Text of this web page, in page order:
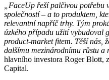
„FaceUp řeší palčivou
společností – a to produktem,
relevantní napříč trhy. Tým
úzkého případu užití vybudoval
product-market fitem. Těší nás,
dalšímu mezinárodnímu růstu a
hlavního investora Roger Blott,
Capital.